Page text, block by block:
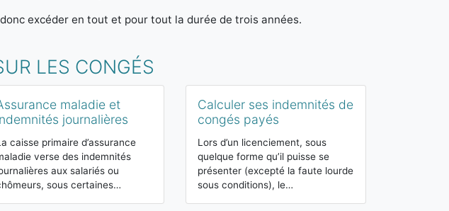
excéder en tout et pour tout la durée de trois années.
LES CONGÉS
maladie et
journalières
caisse primaire d’assurance
verse des indemnités
aux salariés ou
sous certaines…
Calculer ses indemnités de
congés payés
Lors d’un licenciement, sous
quelque forme qu’il puisse se
présenter (excepté la faute lourde
sous conditions), le…